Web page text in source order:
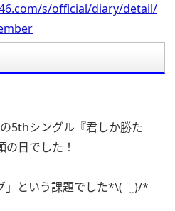
s/official/diary/detail/
5thシングル『君しか勝た
日でした！
」という課題でした*\( ¨̮ )/*